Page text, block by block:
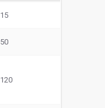
15
50
120